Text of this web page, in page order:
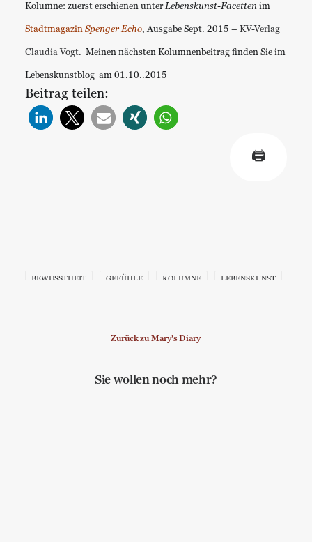
Kolumne: zuerst erschienen unterLebenskunst-Facettenim
StadtmagazinSpenger Echo, Ausgabe Sept. 2015 – KV-Verlag
Claudia Vogt. Meinen nächsten Kolumnenbeitrag finden Sie im
Lebenskunstblog am 01.10..2015
Beitrag teilen:
🖨
BEWUSSTHEIT GEFÜHLE KOLUMNE LEBENSKUNST
Zurück zu Mary's Diary
Sie wollen noch mehr?